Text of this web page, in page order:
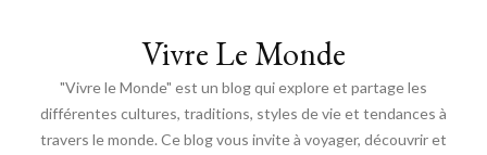
Vivre Le Monde
"Vivre le Monde" est un blog qui explore et partage les
différentes cultures, traditions, styles de vie et tendances à
travers le monde. Ce blog vous invite à voyager, découvrir et